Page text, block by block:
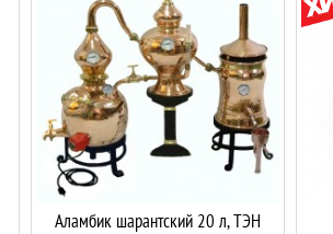
Аламбик шарантский 20 л, ТЭН